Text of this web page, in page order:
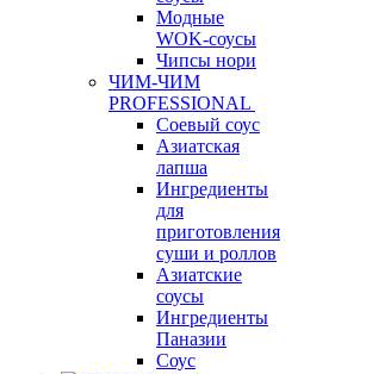
Модные
WOK-соусы
Чипсы нори
ЧИМ-ЧИМ
PROFESSIONAL
Соевый соус
Азиатская
лапша
Ингредиенты
для
приготовления
суши и роллов
Азиатские
соусы
Ингредиенты
Паназии
Соус